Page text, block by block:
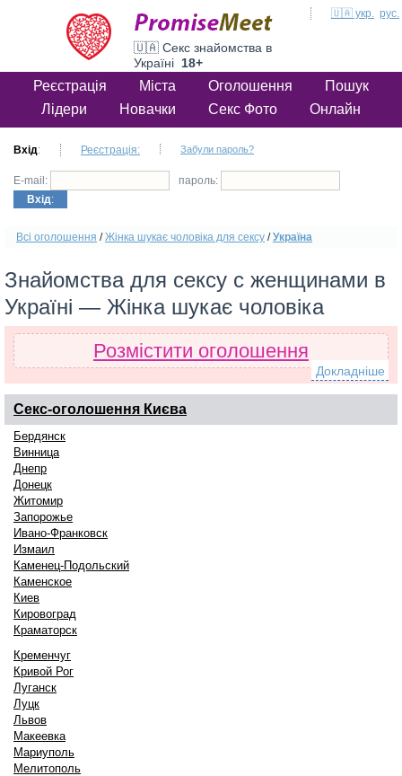
🇺🇦 Секс знайомства в
Україні 18+
Реєстрація Міста Оголошення
Пошук
Лідери
Новачки Секс Фото Онлайн
Вхід: Реєстрація: Забули пароль?
E-mail:
пароль:
Вхід:
🇺🇦 укр. рус.
Всі оголошення /Жінка шукає чоловіка для сексу /Україна
Знайомства для сексу с женщинами в
Україні — Жінка шукає чоловіка
Розмістити оголошення
Докладніше
Секс-оголошення Києва
Бердянск
Винница
Днепр
Донецк
Житомир
Запорожье
Ивано-Франковск
Измаил
Каменец-Подольский
Каменское
Киев
Кировоград
Краматорск
Кременчуг
Кривой Рог
Луганск
Луцк
Львов
Макеевка
Мариуполь
Мелитополь